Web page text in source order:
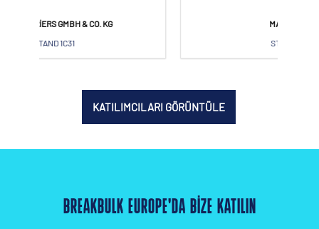
KATILIMCILARI GÖRÜNTÜLE
BREAKBULK EUROPE'DA BIZE KATILIN